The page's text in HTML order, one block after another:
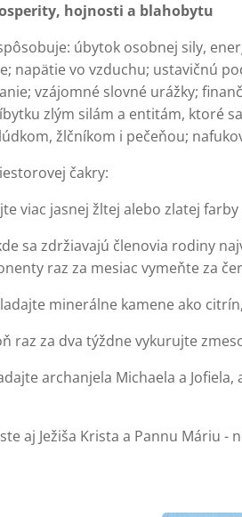
hojnosti a blahobytu
úbytok osobnej sily,
napätie vo vzduchu; ustavičnú
vzájomné slovné urážky;
zlým silám a entitám, ktoré
žlčníkom i pečeňou;
čakry:
viac jasnej žltej alebo zlatej
sa zdržiavajú členovia rodiny
raz za mesiac vymeňte za
minerálne kamene ako
raz za dva týždne vykurujte
archanjela Michaela a
aj Ježiša Krista a Pannu Máriu